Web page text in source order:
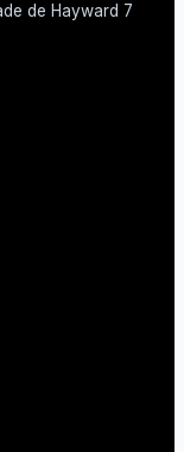
de Hayward 7